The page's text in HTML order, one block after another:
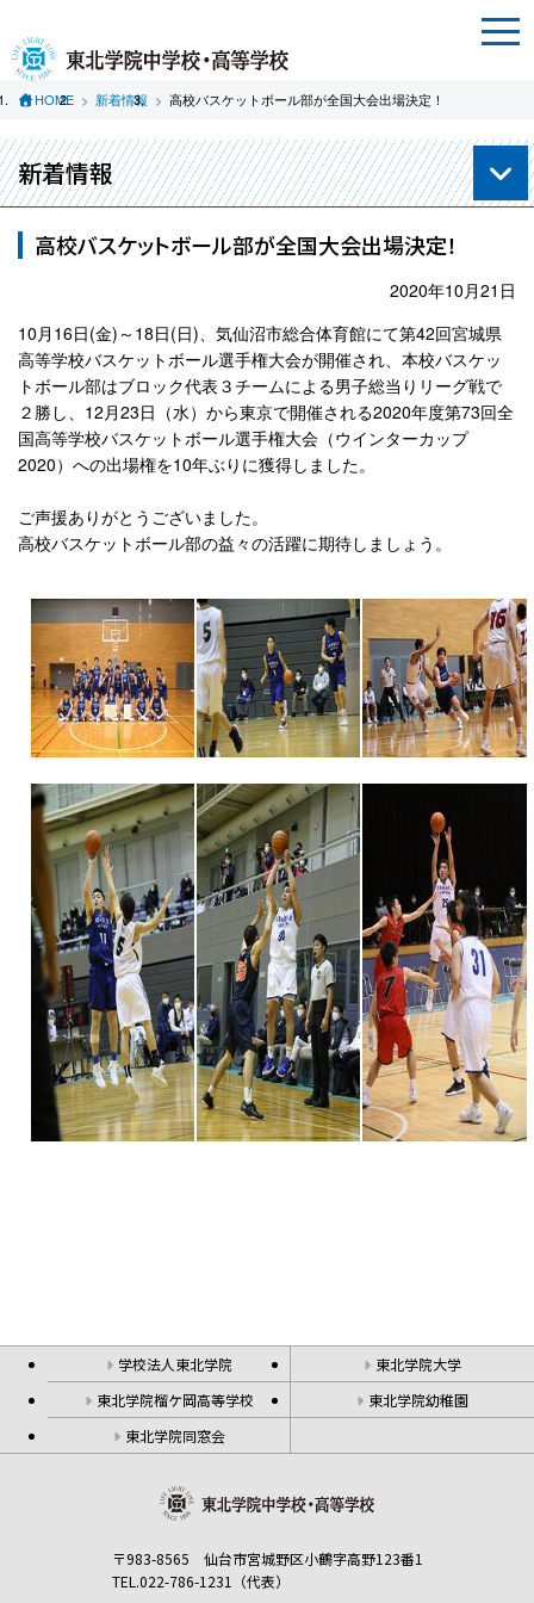
HOME 新着情報 高校バスケットボール部が全国大会出場決定！
新着情報
高校バスケットボール部が全国大会出場決定！
2020年10月21日
10月16日(金)～18日(日)、気仙沼市総合体育館にて第42回宮城県
高等学校バスケットボール選手権大会が開催され、本校バスケッ
トボール部はブロック代表３チームによる男子総当りリーグ戦で
２勝し、12月23日（水）から東京で開催される2020年度第73回全
国高等学校バスケットボール選手権大会（ウインターカップ
2020）への出場権を10年ぶりに獲得しました。
ご声援ありがとうございました。
高校バスケットボール部の益々の活躍に期待しましょう。
学校法人東北学院
東北学院大学
東北学院榴ケ岡高等学校
東北学院幼稚園
東北学院同窓会
〒983-8565 仙台市宮城野区小鶴字高野123番1
TEL.022-786-1231（代表）